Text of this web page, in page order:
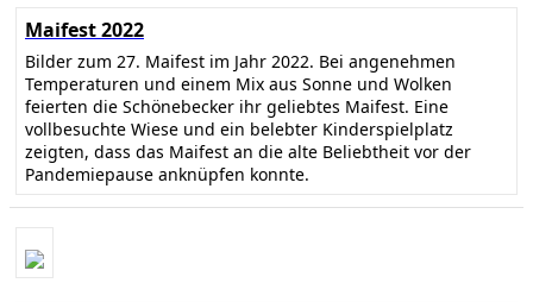
Maifest 2022
Bilder zum 27. Maifest im Jahr 2022. Bei angenehmen
Temperaturen und einem Mix aus Sonne und Wolken
feierten die Schönebecker ihr geliebtes Maifest. Eine
vollbesuchte Wiese und ein belebter Kinderspielplatz
zeigten, dass das Maifest an die alte Beliebtheit vor der
Pandemiepause anknüpfen konnte.